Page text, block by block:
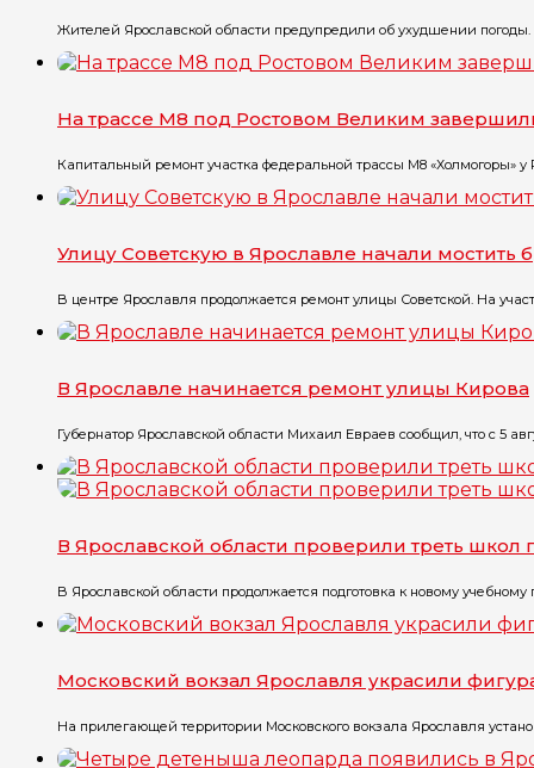
Жителей Ярославской области предупредили об ухудшении
На трассе М8 под Ростовом Великим
Капитальный ремонт участка федеральной трассы М8 «Холмогоры» у
Улицу Советскую в Ярославле начали мостить
В центре Ярославля продолжается ремонт улицы Советской. На
В Ярославле начинается ремонт улицы Кирова
Губернатор Ярославской области Михаил Евраев сообщил, что с 5
В Ярославской области проверили треть
В Ярославской области продолжается подготовка к новому
Московский вокзал Ярославля украсили
На прилегающей территории Московского вокзала Ярославля